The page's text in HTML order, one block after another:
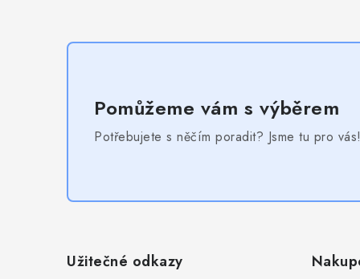
Pomůžeme vám s výběrem
Potřebujete s něčím poradit? Jsme tu pro vás!
Užitečné odkazy